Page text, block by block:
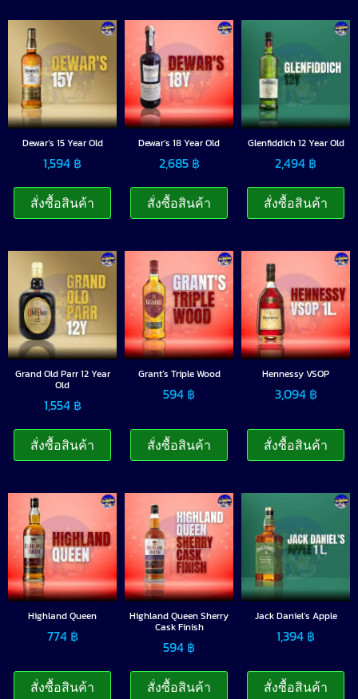
Dewar’s 15 Year Old
1,594 ฿
สั่งซื้อสินค้า
Dewar’s 18 Year Old
2,685 ฿
สั่งซื้อสินค้า
Glenfiddich 12 Year Old
2,494 ฿
สั่งซื้อสินค้า
Grand Old Parr 12 Year
Old
1,554 ฿
สั่งซื้อสินค้า
Grant’s Triple Wood
594 ฿
สั่งซื้อสินค้า
Hennessy VSOP
3,094 ฿
สั่งซื้อสินค้า
Highland Queen
774 ฿
สั่งซื้อสินค้า
Highland Queen Sherry
Cask Finish
594 ฿
สั่งซื้อสินค้า
Jack Daniel’s Apple
1,394 ฿
สั่งซื้อสินค้า